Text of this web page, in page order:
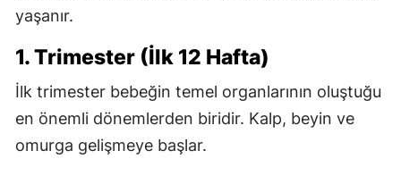
yaşanır.
1. Trimester (İlk 12 Hafta)
İlk trimester bebeğin temel organlarının oluştuğu
en önemli dönemlerden biridir. Kalp, beyin ve
omurga gelişmeye başlar.